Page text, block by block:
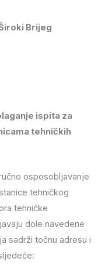
Brijeg
ispita za
tehničkih
osposobljavanje
tehničkog
tehničke
dole navedene
sadrži točnu adresu i